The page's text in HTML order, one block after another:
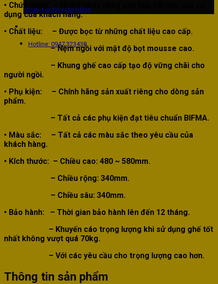
Quay trở lại cửa hàng
Hotline: 0947 323438
• Chức năng: – Nhiều chức năng phù hợp với nhu cầu sử
dụng của khách hàng.
• Chất liệu:
– Được bọc từ những chất liệu cao cấp.
– Nệm ngồi với mật độ bọt mousse cao.
– Khung ghế cao cấp tạo độ vững chãi cho
người ngồi.
• Phụ kiện:
– Chính hãng sản xuất riêng cho dòng sản
phẩm.
– Tất cả các phụ kiện đạt tiêu chuẩn BIFMA.
• Màu sắc:
– Tất cả các màu sắc theo yêu cầu của
khách hàng.
• Kích thước: – Chiều cao: 480 ~ 580mm.
– Chiều rộng: 340mm.
– Chiều sâu: 340mm.
• Bảo hành: – Thời gian bảo hành lên đến 12 tháng.
– Khuyến cáo trọng lượng khi sử dụng ghế tốt
nhất không vượt quá 70kg.
– Với các yêu cầu cho trọng lượng cao hơn.
Thông tin sản phẩm